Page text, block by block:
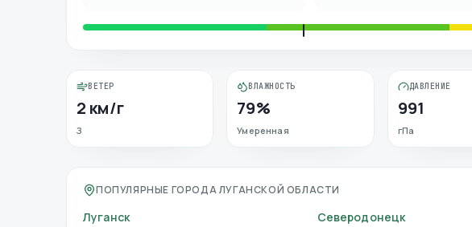
ВЕТЕР
2 км/г
З
ВЛАЖНОСТЬ
79%
Умеренная
ДАВЛЕНИЕ
991
гПа
ПОПУЛЯРНЫЕ ГОРОДА ЛУГАНСКОЙ ОБЛАСТИ
Луганск Северодонецк